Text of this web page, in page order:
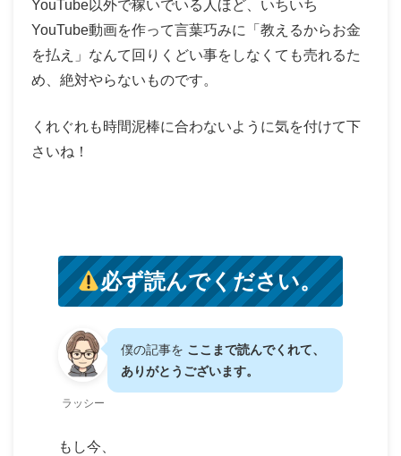
YouTube以外で稼いでいる人ほど、いちいち
YouTube動画を作って言葉巧みに「教えるからお金
を払え」なんて回りくどい事をしなくても売れるた
め、絶対やらないものです。
くれぐれも時間泥棒に合わないように気を付けて下
さいね！
必ず読んでください。
ラッシー
僕の記事を ここまで読んでくれて、
ありがとうございます。
もし今、